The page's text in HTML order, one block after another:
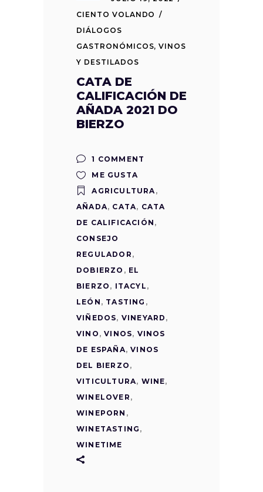
CIENTO VOLANDO
DIÁLOGOS
GASTRONÓMICOS,VINOS
Y DESTILADOS
CATA DE
CALIFICACIÓN DE
AÑADA 2021 DO
BIERZO
1 COMMENT
ME GUSTA
AGRICULTURA ,
AÑADA, CATA, CATA
DE CALIFICACIÓN ,
CONSEJO
REGULADOR ,
DOBIERZO , EL
BIERZO , ITACYL ,
LEÓN , TASTING ,
VIÑEDOS, VINEYARD ,
VINO ,VINOS, VINOS
DE ESPAÑA,VINOS
DEL BIERZO ,
VITICULTURA, WINE,
WINELOVER ,
WINEPORN ,
WINETASTING ,
WINETIME